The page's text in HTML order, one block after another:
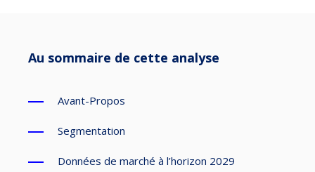
Au sommaire de cette analyse
Avant-Propos
Segmentation
Données de marché à l’horizon 2029